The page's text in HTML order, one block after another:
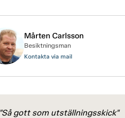
Mårten Carlsson
Besiktningsman
Kontakta via mail
"Så gott som utställningsskick"